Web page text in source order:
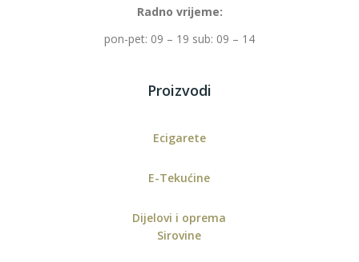
Proizvodi
Ecigarete
E-Tekućine
Dijelovi i oprema
Sirovine
Radno vrijeme:
pon-pet: 09 – 19 sub: 09 – 14